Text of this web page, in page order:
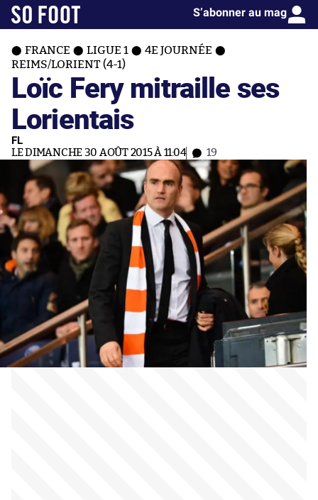
S’abonner au mag
FRANCE LIGUE 1
4E JOURNÉE
REIMS/LORIENT (4-1)
Loïc Fery mitraille ses
Lorientais
FL
LE DIMANCHE 30 AOÛT 2015 À 11:04 19